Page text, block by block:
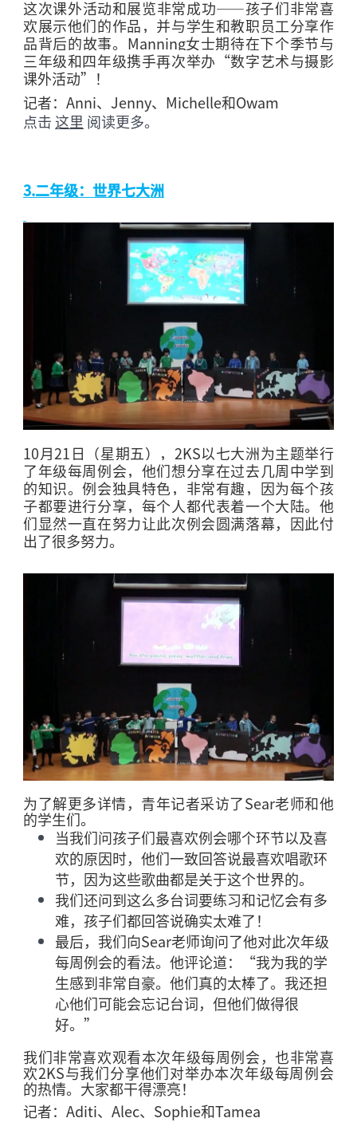
这次课外活动和展览非常成功——孩子们非常喜
欢展示他们的作品，并与学生和教职员工分享作
品背后的故事。 Manning女士期待在下个季节与
三年级和四年级携手再次举办“数字艺术与摄影
课外活动”！
记者：Anni、 Jenny、 Michelle和Owam
点击 这里 阅读更多。
3.二年级：世界七大洲
10月21日（星期五）， 2KS以七大洲为主题举行
了年级每周例会，他们想分享在过去几周中学到
的知识。例会独具特色，非常有趣，因为每个孩
子都要进行分享，每个人都代表着一个大陆。他
们显然一直在努力让此次例会圆满落幕，因此付
出了很多努力。
为了解更多详情，青年记者采访了Sear老师和他
的学生们。
当我们问孩子们最喜欢例会哪个环节以及喜
欢的原因时，他们一致回答说最喜欢唱歌环
节，因为这些歌曲都是关于这个世界的。
我们还问到这么多台词要练习和记忆会有多
难，孩子们都回答说确实太难了！
最后，我们向Sear老师询问了他对此次年级
每周例会的看法。他评论道：“我为我的学
生感到非常自豪。他们真的太棒了。我还担
心他们可能会忘记台词，但他们做得很
好。”
我们非常喜欢观看本次年级每周例会，也非常喜
欢2KS与我们分享他们对举办本次年级每周例会
的热情。大家都干得漂亮！
记者：Aditi、Alec、 Sophie和Tamea